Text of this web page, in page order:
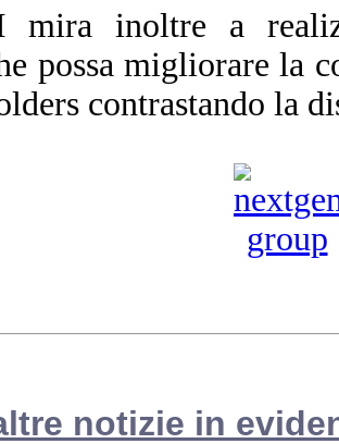
mira inoltre a
possa migliorare la
contrastando la
notizie in